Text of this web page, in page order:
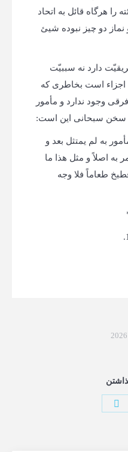
را هرگاه قائل به اتحاد
دو چیز نبوده شیئ
دارد نه سببیّت
اجزاء است بخاطری که
وجود ندارد و مأمور
سخن سبحانی این است:
به لم یمتثل بعد و
به اصلاً و مثل هذا ما
طعاماً فلا وجه